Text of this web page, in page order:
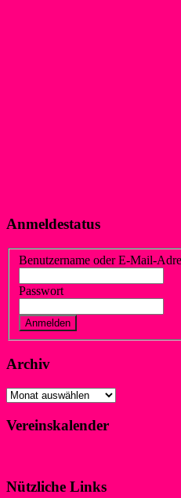
Anmeldestatus
Benutzername oder E-Mail-
Passwort
Archiv
Archiv
Vereinskalender
Nützliche Links